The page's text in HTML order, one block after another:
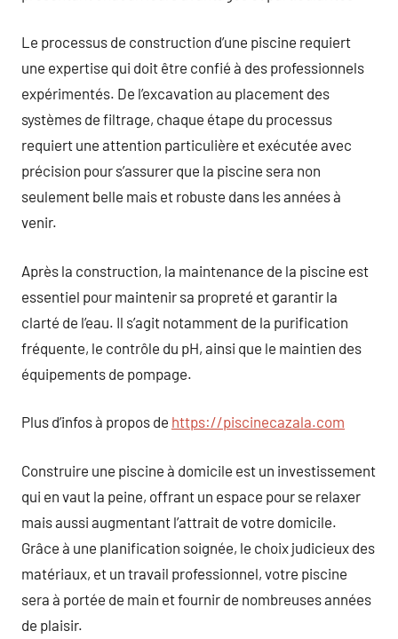
Le processus de construction d’une piscine requiert
une expertise qui doit être confié à des professionnels
expérimentés. De l’excavation au placement des
systèmes de filtrage, chaque étape du processus
requiert une attention particulière et exécutée avec
précision pour s’assurer que la piscine sera non
seulement belle mais et robuste dans les années à
venir.
Après la construction, la maintenance de la piscine est
essentiel pour maintenir sa propreté et garantir la
clarté de l’eau. Il s’agit notamment de la purification
fréquente, le contrôle du pH, ainsi que le maintien des
équipements de pompage.
Plus d’infos à propos de https://piscinecazala.com
Construire une piscine à domicile est un investissement
qui en vaut la peine, offrant un espace pour se relaxer
mais aussi augmentant l’attrait de votre domicile.
Grâce à une planification soignée, le choix judicieux des
matériaux, et un travail professionnel, votre piscine
sera à portée de main et fournir de nombreuses années
de plaisir.